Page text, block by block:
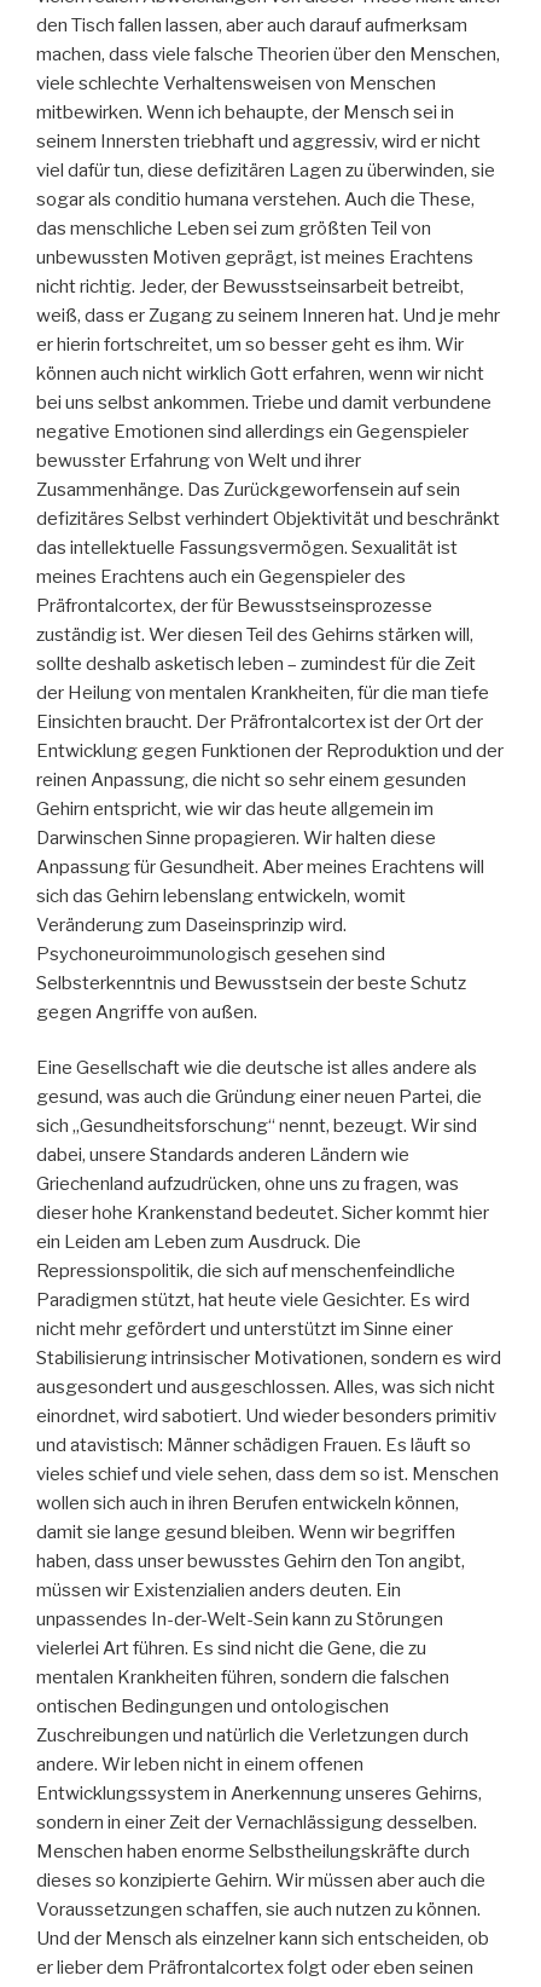
den Tisch fallen lassen, aber auch darauf aufmerksam
machen, dass viele falsche Theorien über den Menschen,
viele schlechte Verhaltensweisen von Menschen
mitbewirken. Wenn ich behaupte, der Mensch sei in
seinem Innersten triebhaft und aggressiv, wird er nicht
viel dafür tun, diese defizitären Lagen zu überwinden, sie
sogar als conditio humana verstehen. Auch die These,
das menschliche Leben sei zum größten Teil von
unbewussten Motiven geprägt, ist meines Erachtens
nicht richtig. Jeder, der Bewusstseinsarbeit betreibt,
weiß, dass er Zugang zu seinem Inneren hat. Und je mehr
er hierin fortschreitet, um so besser geht es ihm. Wir
können auch nicht wirklich Gott erfahren, wenn wir nicht
bei uns selbst ankommen. Triebe und damit verbundene
negative Emotionen sind allerdings ein Gegenspieler
bewusster Erfahrung von Welt und ihrer
Zusammenhänge. Das Zurückgeworfensein auf sein
defizitäres Selbst verhindert Objektivität und beschränkt
das intellektuelle Fassungsvermögen. Sexualität ist
meines Erachtens auch ein Gegenspieler des
Präfrontalcortex, der für Bewusstseinsprozesse
zuständig ist. Wer diesen Teil des Gehirns stärken will,
sollte deshalb asketisch leben – zumindest für die Zeit
der Heilung von mentalen Krankheiten, für die man tiefe
Einsichten braucht. Der Präfrontalcortex ist der Ort der
Entwicklung gegen Funktionen der Reproduktion und der
reinen Anpassung, die nicht so sehr einem gesunden
Gehirn entspricht, wie wir das heute allgemein im
Darwinschen Sinne propagieren. Wir halten diese
Anpassung für Gesundheit. Aber meines Erachtens will
sich das Gehirn lebenslang entwickeln, womit
Veränderung zum Daseinsprinzip wird.
Psychoneuroimmunologisch gesehen sind
Selbsterkenntnis und Bewusstsein der beste Schutz
gegen Angriffe von außen.
Eine Gesellschaft wie die deutsche ist alles andere als
gesund, was auch die Gründung einer neuen Partei, die
sich „Gesundheitsforschung“ nennt, bezeugt. Wir sind
dabei, unsere Standards anderen Ländern wie
Griechenland aufzudrücken, ohne uns zu fragen, was
dieser hohe Krankenstand bedeutet. Sicher kommt hier
ein Leiden am Leben zum Ausdruck. Die
Repressionspolitik, die sich auf menschenfeindliche
Paradigmen stützt, hat heute viele Gesichter. Es wird
nicht mehr gefördert und unterstützt im Sinne einer
Stabilisierung intrinsischer Motivationen, sondern es wird
ausgesondert und ausgeschlossen. Alles, was sich nicht
einordnet, wird sabotiert. Und wieder besonders primitiv
und atavistisch: Männer schädigen Frauen. Es läuft so
vieles schief und viele sehen, dass dem so ist. Menschen
wollen sich auch in ihren Berufen entwickeln können,
damit sie lange gesund bleiben. Wenn wir begriffen
haben, dass unser bewusstes Gehirn den Ton angibt,
müssen wir Existenzialien anders deuten. Ein
unpassendes In-der-Welt-Sein kann zu Störungen
vielerlei Art führen. Es sind nicht die Gene, die zu
mentalen Krankheiten führen, sondern die falschen
ontischen Bedingungen und ontologischen
Zuschreibungen und natürlich die Verletzungen durch
andere. Wir leben nicht in einem offenen
Entwicklungssystem in Anerkennung unseres Gehirns,
sondern in einer Zeit der Vernachlässigung desselben.
Menschen haben enorme Selbstheilungskräfte durch
dieses so konzipierte Gehirn. Wir müssen aber auch die
Voraussetzungen schaffen, sie auch nutzen zu können.
Und der Mensch als einzelner kann sich entscheiden, ob
er lieber dem Präfrontalcortex folgt oder eben seinen